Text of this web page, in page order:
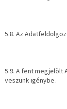
5.8. Az
5.9. A fent megjelölt
veszünk igénybe.